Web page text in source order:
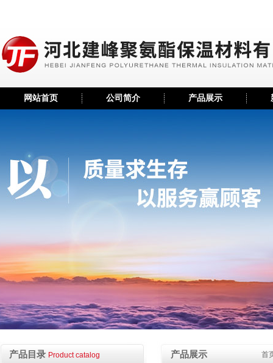
网站首页 公司简介 产品展示
产品目录 Product catalog 产品展示 首